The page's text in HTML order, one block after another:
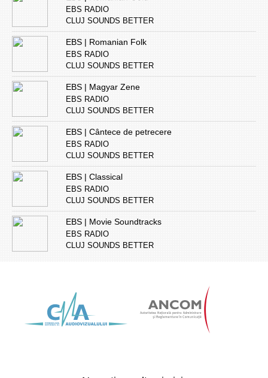
EBS RADIO
CLUJ SOUNDS BETTER
EBS | Romanian Folk
EBS RADIO
CLUJ SOUNDS BETTER
EBS | Magyar Zene
EBS RADIO
CLUJ SOUNDS BETTER
EBS | Cântece de petrecere
EBS RADIO
CLUJ SOUNDS BETTER
EBS | Classical
EBS RADIO
CLUJ SOUNDS BETTER
EBS | Movie Soundtracks
EBS RADIO
CLUJ SOUNDS BETTER